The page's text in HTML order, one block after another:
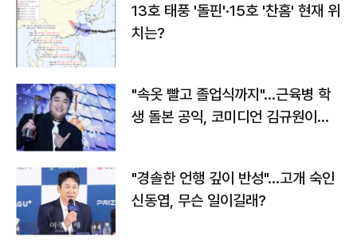
13호 태풍 '돌핀'·15호 '찬홈' 현재 위
치는?
"속옷 빨고 졸업식까지"…근육병 학
생 돌본 공익, 코미디언 김규원이었
"경솔한 언행 깊이 반성"…고개 숙인
신동엽, 무슨 일이길래?